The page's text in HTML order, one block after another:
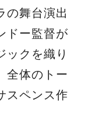
の舞台演出
ドー監督が
ックを織り
全体のトー
スペンス作